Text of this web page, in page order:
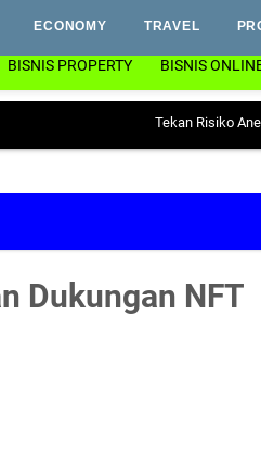
ECONOMY TRAVEL
BISNIS PROPERTY BISNIS
Tekan Risiko Anemia,
Dukungan NFT